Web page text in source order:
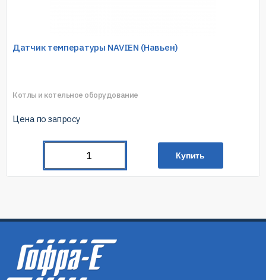
Датчик температуры NAVIEN (Навьен)
Котлы и котельное оборудование
Цена по запросу
Купить